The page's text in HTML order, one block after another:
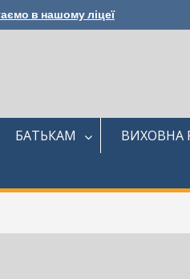
в нашому ліцеї
БАТЬКАМ ВИХОВНА